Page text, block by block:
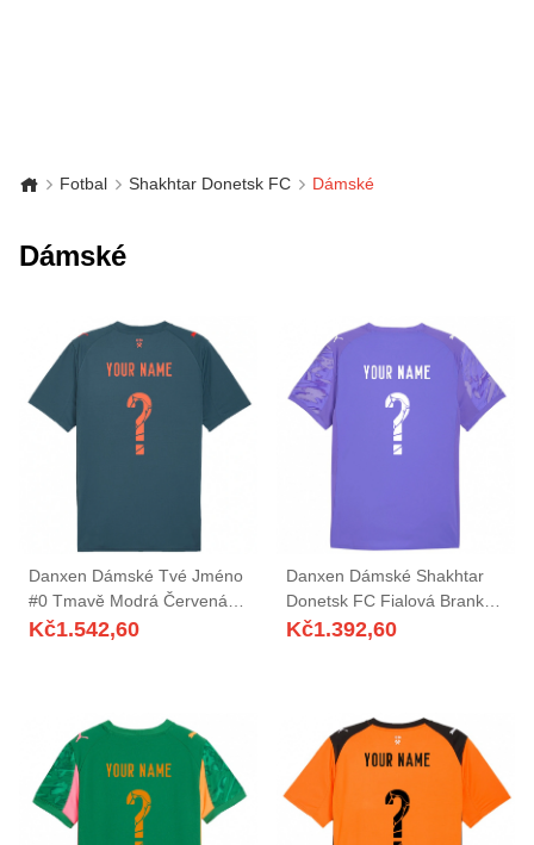
Fotbal Shakhtar Donetsk FC Dámské
Dámské
Danxen Dámské Tvé Jméno
#0 Tmavě Modrá Červená
Daleko Hráčské Dresy
Kč1.542,60
Danxen Dámské Shakhtar
Donetsk FC Fialová Brankář
Dresy 2025/26 Dres
Kč1.392,60